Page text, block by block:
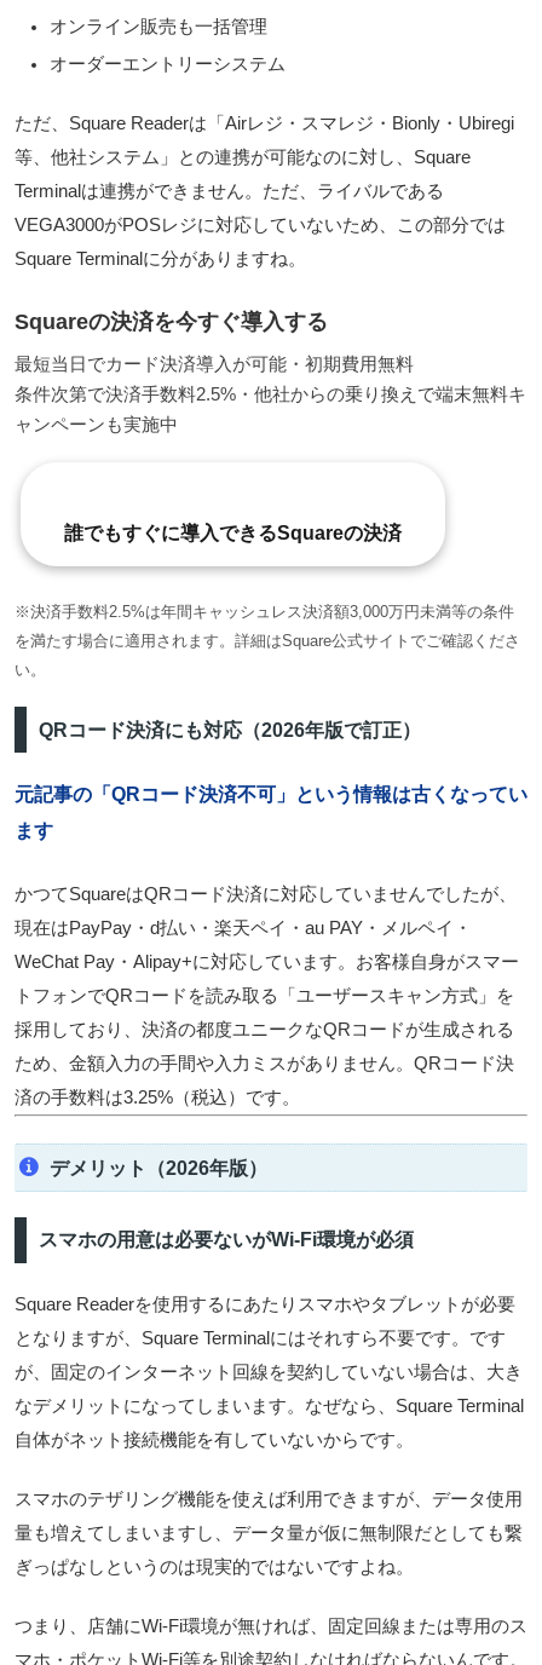
オンライン販売も一括管理
オーダーエントリーシステム
ただ、Square Readerは「Airレジ・スマレジ・Bionly・Ubiregi
等、他社システム」との連携が可能なのに対し、Square
Terminalは連携ができません。ただ、ライバルである
VEGA3000がPOSレジに対応していないため、この部分では
Square Terminalに分がありますね。
Squareの決済を今すぐ導入する
最短当日でカード決済導入が可能・初期費用無料
条件次第で決済手数料2.5%・他社からの乗り換えで端末無料キ
ャンペーンも実施中
誰でもすぐに導入できるSquareの決済
※決済手数料2.5%は年間キャッシュレス決済額3,000万円未満等の条件
を満たす場合に適用されます。詳細はSquare公式サイトでご確認くださ
い。
QRコード決済にも対応（2026年版で訂正）
元記事の「QRコード決済不可」という情報は古くなってい
ます
かつてSquareはQRコード決済に対応していませんでしたが、
現在はPayPay・d払い・楽天ペイ・au PAY・メルペイ・
WeChat Pay・Alipay+に対応しています。お客様自身がスマー
トフォンでQRコードを読み取る「ユーザースキャン方式」を
採用しており、決済の都度ユニークなQRコードが生成される
ため、金額入力の手間や入力ミスがありません。QRコード決
済の手数料は3.25%（税込）です。
デメリット（2026年版）
スマホの用意は必要ないがWi-Fi環境が必須
Square Readerを使用するにあたりスマホやタブレットが必要
となりますが、Square Terminalにはそれすら不要です。です
が、固定のインターネット回線を契約していない場合は、大き
なデメリットになってしまいます。なぜなら、Square Terminal
自体がネット接続機能を有していないからです。
スマホのテザリング機能を使えば利用できますが、データ使用
量も増えてしまいますし、データ量が仮に無制限だとしても繋
ぎっぱなしというのは現実的ではないですよね。
つまり、店舗にWi-Fi環境が無ければ、固定回線または専用のス
マホ・ポケットWi-Fi等を別途契約しなければならないんです。